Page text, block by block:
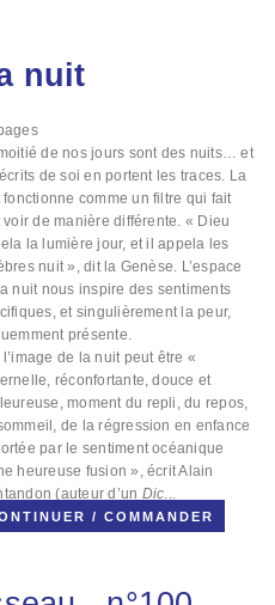
nuit
de nos jours sont des nuits… et
de soi en portent les traces. La
fonctionne comme un filtre qui fait
voir de manière différente. « Dieu
la lumière jour, et il appela les
nuit », dit la Genèse. L’espace
nuit nous inspire des sentiments
et singulièrement la peur,
présente.
l’image de la nuit peut être «
réconfortante, douce et
moment du repli, du repos,
de la régression en enfance
par le sentiment océanique
heureuse fusion », écrit Alain
(auteur d’un Dic...
/ COMMANDER